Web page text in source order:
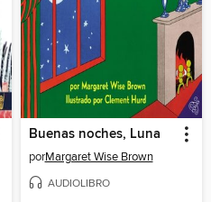
Buenas noches, Luna
porMargaret Wise Brown
AUDIOLIBRO